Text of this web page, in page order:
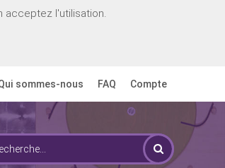
acceptez l'utilisation.
sommes-nous FAQ Compte